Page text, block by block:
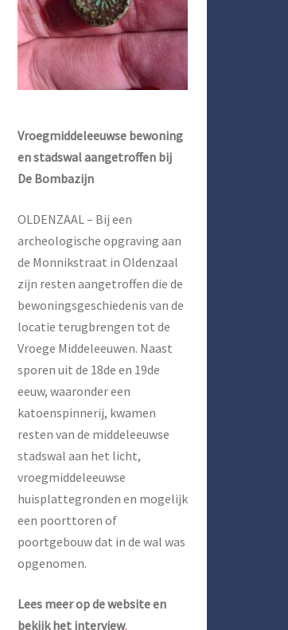
Vroegmiddeleeuwse bewoning
en stadswal aangetroffen bij
De Bombazijn
OLDENZAAL – Bij een
archeologische opgraving aan
de Monnikstraat in Oldenzaal
zijn resten aangetroffen die de
bewoningsgeschiedenis van de
locatie terugbrengen tot de
Vroege Middeleeuwen. Naast
sporen uit de 18de en 19de
eeuw, waaronder een
katoenspinnerij, kwamen
resten van de middeleeuwse
stadswal aan het licht,
vroegmiddeleeuwse
huisplattegronden en mogelijk
een poorttoren of
poortgebouw dat in de wal was
opgenomen.
Lees meer op de website en
bekijk het interview.